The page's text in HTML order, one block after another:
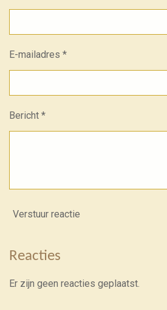
E-mailadres *
Bericht *
Verstuur reactie
Reacties
Er zijn geen reacties geplaatst.